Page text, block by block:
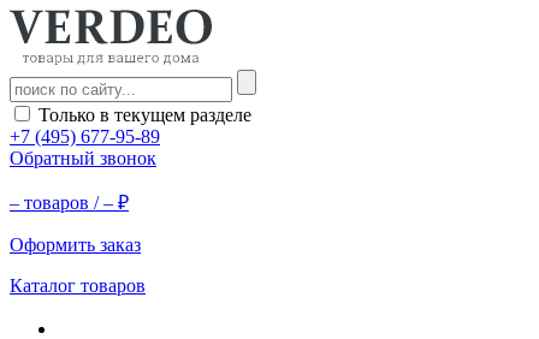
Только в текущем разделе
+7 (495) 677-95-89
Обратный звонок
– товаров /– ₽
Оформить заказ
Каталог товаров